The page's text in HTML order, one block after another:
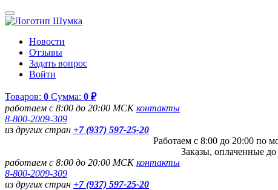
Новости
Отзывы
Задать вопрос
Войти
Товаров: 0 Сумма: 0 ₽
работаем с 8:00 до 20:00 МСКконтакты
8-800-2009-309
из других стран +7 (937) 597-25-20
Работаем с 8:00 до 20:00 по
Заказы, оплаченные
работаем с 8:00 до 20:00 МСКконтакты
8-800-2009-309
из других стран +7 (937) 597-25-20